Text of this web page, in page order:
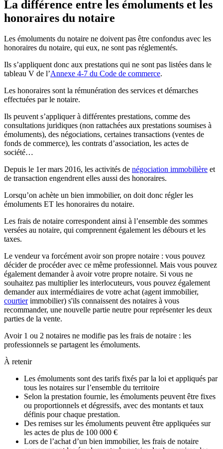
La différence entre les émoluments et les
honoraires du notaire
Les émoluments du notaire ne doivent pas être confondus avec les
honoraires du notaire, qui eux, ne sont pas réglementés.
Ils s’appliquent donc aux prestations qui ne sont pas listées dans le
tableau V de l’Annexe 4-7 du Code de commerce.
Les honoraires sont la rémunération des services et démarches
effectuées par le notaire.
Ils peuvent s’appliquer à différentes prestations, comme des
consultations juridiques (non rattachées aux prestations soumises à
émoluments), des négociations, certaines transactions (ventes de
fonds de commerce), les contrats d’association, les actes de
société…
Depuis le 1er mars 2016, les activités de négociation immobilière et
de transaction engendrent elles aussi des honoraires.
Lorsqu’on achète un bien immobilier, on doit donc régler les
émoluments ET les honoraires du notaire.
Les frais de notaire correspondent ainsi à l’ensemble des sommes
versées au notaire, qui comprennent également les débours et les
taxes.
Le vendeur va forcément avoir son propre notaire : vous pouvez
décider de procéder avec ce même professionnel. Mais vous pouvez
également demander à avoir votre propre notaire. Si vous ne
souhaitez pas multiplier les interlocuteurs, vous pouvez également
demander aux intermédiaires de votre achat (agent immobilier,
courtierimmobilier) s'ils connaissent des notaires à vous
recommander, une nouvelle partie neutre pour représenter les deux
parties de la vente.
Avoir 1 ou 2 notaires ne modifie pas les frais de notaire : les
professionnels se partagent les émoluments.
À retenir
Les émoluments sont des tarifs fixés par la loi et appliqués par
tous les notaires sur l’ensemble du territoire
Selon la prestation fournie, les émoluments peuvent être fixes
ou proportionnels et dégressifs, avec des montants et taux
définis pour chaque prestation.
Des remises sur les émoluments peuvent être appliquées sur
les actes de plus de 100 000 €
Lors de l’achat d’un bien immobilier, les frais de notaire